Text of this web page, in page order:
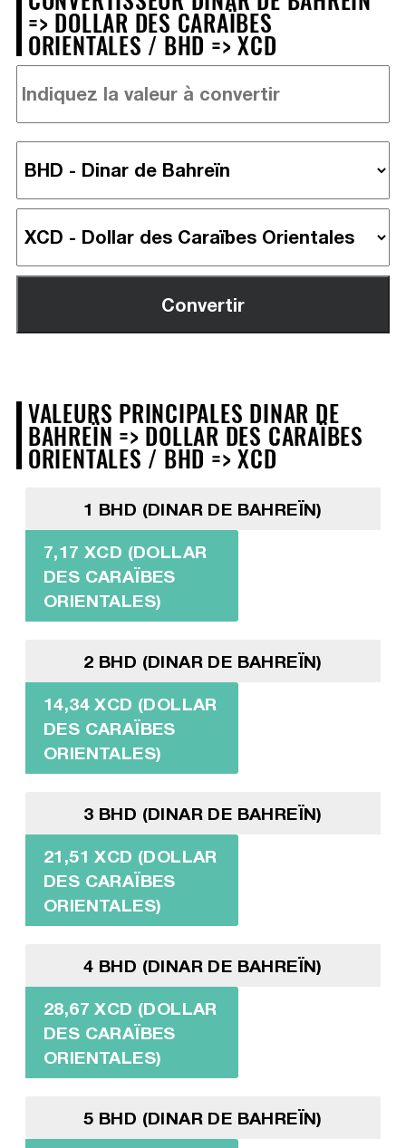
=> DOLLAR DES CARAÏBES
ORIENTALES / BHD => XCD
VALEURS PRINCIPALES DINAR DE
BAHREÏN => DOLLAR DES CARAÏBES
ORIENTALES / BHD => XCD
1 BHD (DINAR DE BAHREÏN)
7,17 XCD (DOLLAR
DES CARAÏBES
ORIENTALES)
2 BHD (DINAR DE BAHREÏN)
14,34 XCD (DOLLAR
DES CARAÏBES
ORIENTALES)
3 BHD (DINAR DE BAHREÏN)
21,51 XCD (DOLLAR
DES CARAÏBES
ORIENTALES)
4 BHD (DINAR DE BAHREÏN)
28,67 XCD (DOLLAR
DES CARAÏBES
ORIENTALES)
5 BHD (DINAR DE BAHREÏN)